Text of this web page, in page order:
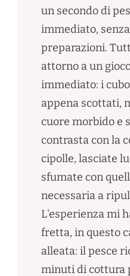
un secondo di
immediato,
preparazioni.
attorno a un
immediato: i
appena scottati,
cuore morbido e
contrasta con la
cipolle, lasciate
sfumate con
necessaria a
L'esperienza mi
fretta, in questo
alleata: il pesce
minuti di cottura